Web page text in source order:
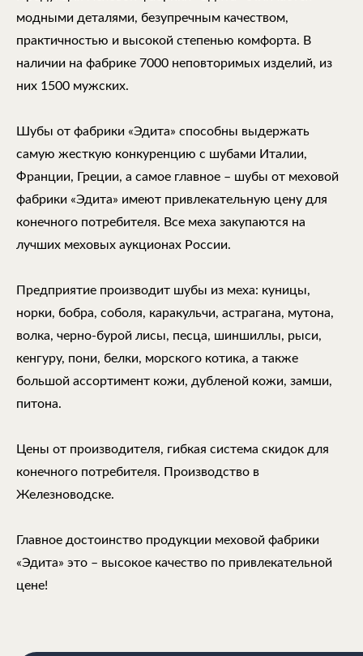
модными деталями, безупречным качеством,
практичностью и высокой степенью комфорта. В
наличии на фабрике 7000 неповторимых изделий, из
них 1500 мужских.
Шубы от фабрики «Эдита» способны выдержать
самую жесткую конкуренцию с шубами Италии,
Франции, Греции, а самое главное – шубы от меховой
фабрики «Эдита» имеют привлекательную цену для
конечного потребителя. Все меха закупаются на
лучших меховых аукционах России.
Предприятие производит шубы из меха: куницы,
норки, бобра, соболя, каракульчи, астрагана, мутона,
волка, черно-бурой лисы, песца, шиншиллы, рыси,
кенгуру, пони, белки, морского котика, а также
большой ассортимент кожи, дубленой кожи, замши,
питона.
Цены от производителя, гибкая система скидок для
конечного потребителя. Производство в
Железноводске.
Главное достоинство продукции меховой фабрики
«Эдита» это – высокое качество по привлекательной
цене!